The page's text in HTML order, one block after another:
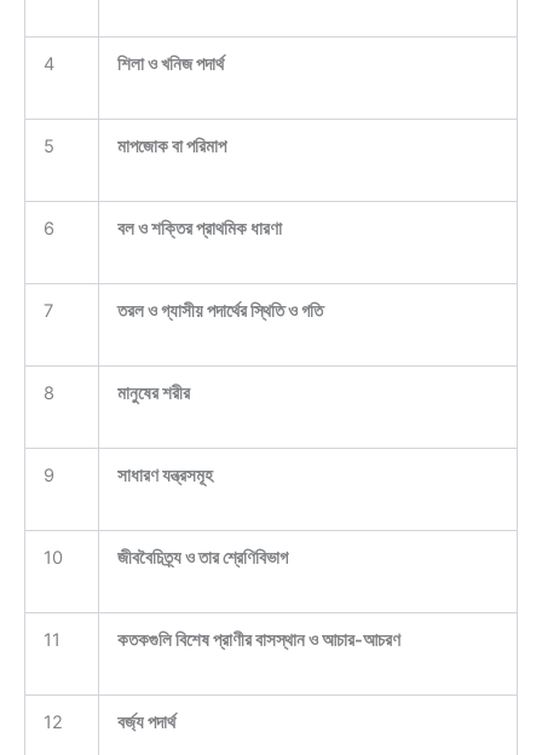
4 শিলা ও খনিজ পদার্থ
5 মাপজোক বা পরিমাপ
6 বল ও শক্তির প্রাথমিক ধারণা
7 তরল ও গ্যাসীয় পদার্থের স্থিতি ও গতি
8 মানুষের শরীর
9 সাধারণ যন্ত্রসমূহ
10 জীববৈচিত্র্য ও তার শ্রেণিবিভাগ
11 কতকগুলি বিশেষ প্রাণীর বাসস্থান ও আচার-আচরণ
12 বর্জ্য পদার্থ